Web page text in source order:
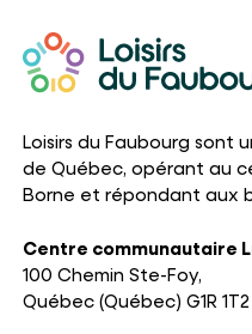
Loisirs du Faubourg sont
de Québec, opérant au
Borne et répondant aux
Centre communautaire
100 Chemin Ste-Foy,
Québec (Québec) G1R 1T2